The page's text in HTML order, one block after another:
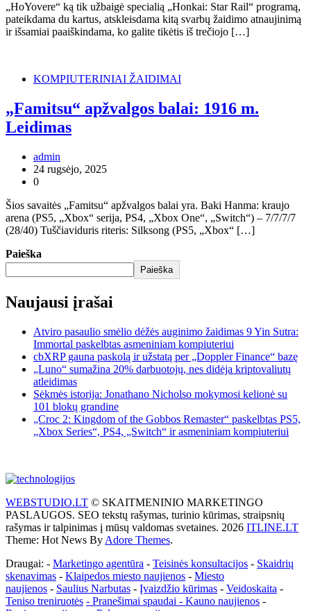
„HoYovere“ ką tik užbaigė specialią „Honkai: Star Rail“ programą,
pateikdama du kartus, atskleisdama kitą svarbų žaidimo atnaujinimą
ir išsamiai paaiškindama, ko galite tikėtis iš trečiojo […]
KOMPIUTERINIAI ŽAIDIMAI
„Famitsu“ apžvalgos balai: 1916 m.
Leidimas
admin
24 rugsėjo, 2025
0
Šios savaitės „Famitsu“ apžvalgos balai yra. Baki Hanma: kraujo
arena (PS5, „Xbox“ serija, PS4, „Xbox One“, „Switch“) – 7/7/7/7
(28/40) Tuščiaviduris riteris: Silksong (PS5, „Xbox“ […]
Paieška
Paieška
Naujausi įrašai
Atviro pasaulio smėlio dėžės auginimo žaidimas 9 Yin Sutra:
Immortal paskelbtas asmeniniam kompiuteriui
cbXRP gauna paskolą ir užstatą per „Doppler Finance“ bazę
„Luno“ sumažina 20% darbuotojų, nes didėja kriptovaliutų
atleidimas
Sėkmės istorija: Jonathano Nicholso mokymosi kelionė su
101 blokų grandine
„Croc 2: Kingdom of the Gobbos Remaster“ paskelbtas PS5,
„Xbox Series“, PS4, „Switch“ ir asmeniniam kompiuteriui
WEBSTUDIO.LT © SKAITMENINIO MARKETINGO
PASLAUGOS. SEO tekstų rašymas, turinio kūrimas, straipsnių
rašymas ir talpinimas į mūsų valdomas svetaines. 2026 ITLINE.LT
Theme: Hot News By Adore Themes.
Draugai: - Marketingo agentūra - Teisinės konsultacijos - Skaidrių
skenavimas - Klaipedos miesto naujienos - Miesto
naujienos - Saulius Narbutas - Įvaizdžio kūrimas - Veidoskaita -
Teniso treniruotės - Pranešimai spaudai - Kauno naujienos -